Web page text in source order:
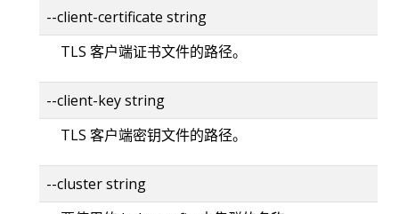
--client-certificate string
TLS 客户端证书文件的路径。
--client-key string
TLS 客户端密钥文件的路径。
--cluster string